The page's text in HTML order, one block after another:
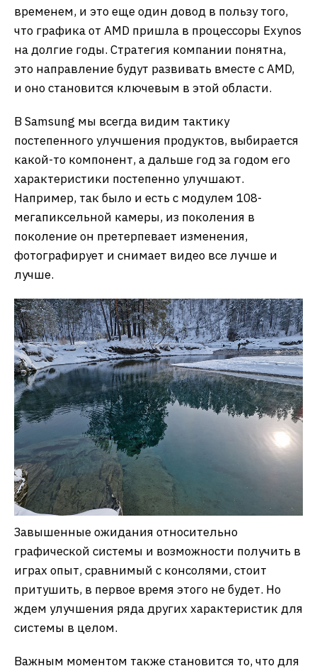
временем, и это еще один довод в пользу того,
что графика от AMD пришла в процессоры Exynos
на долгие годы. Стратегия компании понятна,
это направление будут развивать вместе с AMD,
и оно становится ключевым в этой области.
В Samsung мы всегда видим тактику
постепенного улучшения продуктов, выбирается
какой-то компонент, а дальше год за годом его
характеристики постепенно улучшают.
Например, так было и есть с модулем 108-
мегапиксельной камеры, из поколения в
поколение он претерпевает изменения,
фотографирует и снимает видео все лучше и
лучше.
Завышенные ожидания относительно
графической системы и возможности получить в
играх опыт, сравнимый с консолями, стоит
притушить, в первое время этого не будет. Но
ждем улучшения ряда других характеристик для
системы в целом.
Важным моментом также становится то, что для